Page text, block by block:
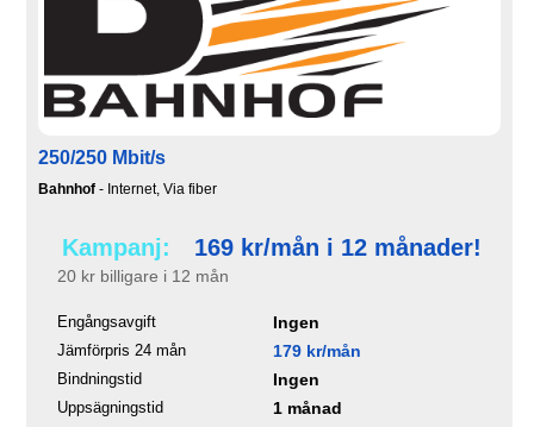
250/250 Mbit/s
Bahnhof - Internet, Via fiber
Kampanj: 169 kr/mån i 12 månader!
20 kr billigare i 12 mån
Engångsavgift Ingen
Jämförpris 24 mån 179 kr/mån
Bindningstid Ingen
Uppsägningstid 1 månad